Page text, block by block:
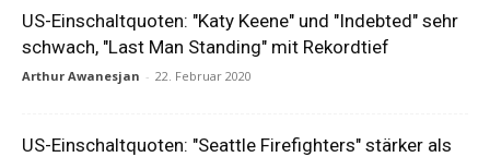
US-Einschaltquoten: "Katy Keene" und "Indebted" sehr
schwach, "Last Man Standing" mit Rekordtief
Arthur Awanesjan - 22. Februar 2020
US-Einschaltquoten: "Seattle Firefighters" stärker als